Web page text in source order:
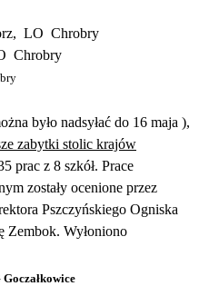
LO Chrobry
Chrobry
było nadsyłać do 16 maja ),
zabytki stolic krajów
prac z 8 szkół. Prace
zostały ocenione przez
Pszczyńskiego Ogniska
Zembok. Wyłoniono